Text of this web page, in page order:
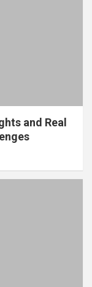
and Real